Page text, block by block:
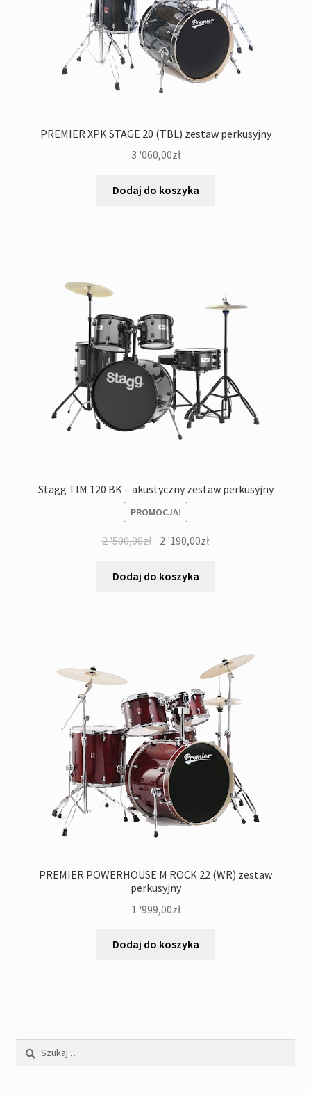
PREMIER XPK STAGE 20 (TBL) zestaw perkusyjny
3 '060,00zł
Dodaj do koszyka
Stagg TIM 120 BK – akustyczny zestaw perkusyjny
PROMOCJA!
2 '500,00zł Pierwotna
wynosiła:
2 '190,00złAktualna
Dodaj do koszyka
PREMIER POWERHOUSE M ROCK 22 (WR) zestaw
perkusyjny
1 '999,00zł
Dodaj do koszyka
Szukaj: